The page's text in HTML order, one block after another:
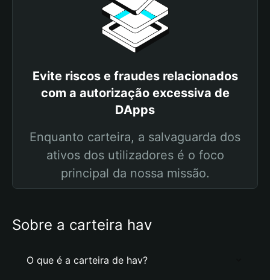
Evite riscos e fraudes relacionados
com a autorização excessiva de
DApps
Enquanto carteira, a salvaguarda dos
ativos dos utilizadores é o foco
principal da nossa missão.
Sobre a carteira hav
O que é a carteira de hav?